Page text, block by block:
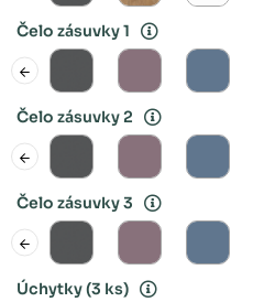
Čelo zásuvky 1
Čelo zásuvky 2
Čelo zásuvky 3
Úchytky(3 ks)